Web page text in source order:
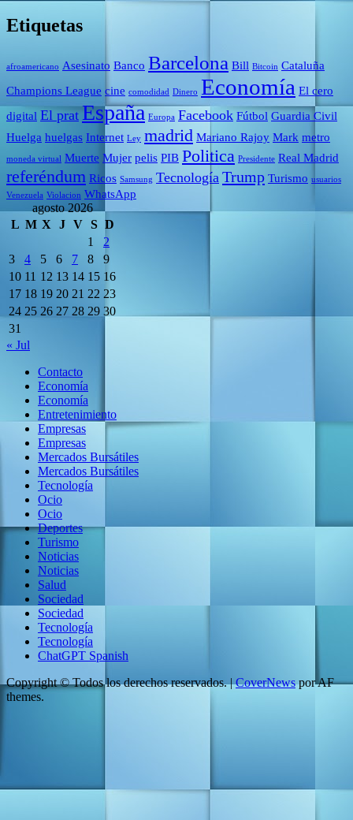
Etiquetas
afroamericano Asesinato Banco Barcelona Bill Bitcoin Cataluña
Champions League cine comodidad Dinero Economía El cero
digital El prat España Europa Facebook Fútbol Guardia Civil
Huelga huelgas Internet Ley madrid Mariano Rajoy Mark metro
moneda virtual Muerte Mujer pelis PIB Politica Presidente Real Madrid
referéndum Ricos Samsung Tecnología Trump Turismo usuarios
Venezuela Violacion WhatsApp
agosto 2026
L M X J V S D
1
2
3
4 5 6 7 8
9
10 11 12 13 14 15 16
17 18 19 20 21 22 23
24 25 26 27 28 29 30
31
« Jul
Contacto
Economía
Economía
Entretenimiento
Empresas
Empresas
Mercados Bursátiles
Mercados Bursátiles
Tecnología
Ocio
Ocio
Deportes
Turismo
Noticias
Noticias
Salud
Sociedad
Sociedad
Tecnología
Tecnología
ChatGPT Spanish
Copyright © Todos los derechos reservados.|CoverNewspor AF
themes.